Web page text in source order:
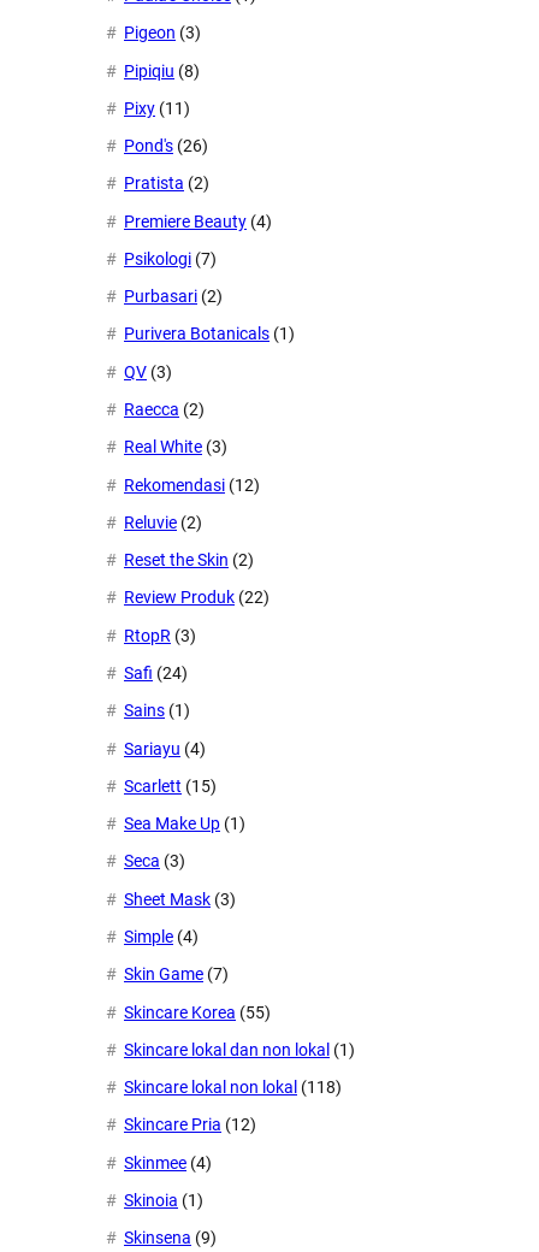
Pigeon (3)
Pipiqiu (8)
Pixy (11)
Pond's (26)
Pratista (2)
Premiere Beauty (4)
Psikologi (7)
Purbasari (2)
Purivera Botanicals (1)
QV (3)
Raecca (2)
Real White (3)
Rekomendasi (12)
Reluvie (2)
Reset the Skin (2)
Review Produk (22)
RtopR (3)
Safi (24)
Sains (1)
Sariayu (4)
Scarlett (15)
Sea Make Up (1)
Seca (3)
Sheet Mask (3)
Simple (4)
Skin Game (7)
Skincare Korea (55)
Skincare lokal dan non lokal (1)
Skincare lokal non lokal (118)
Skincare Pria (12)
Skinmee (4)
Skinoia (1)
Skinsena (9)